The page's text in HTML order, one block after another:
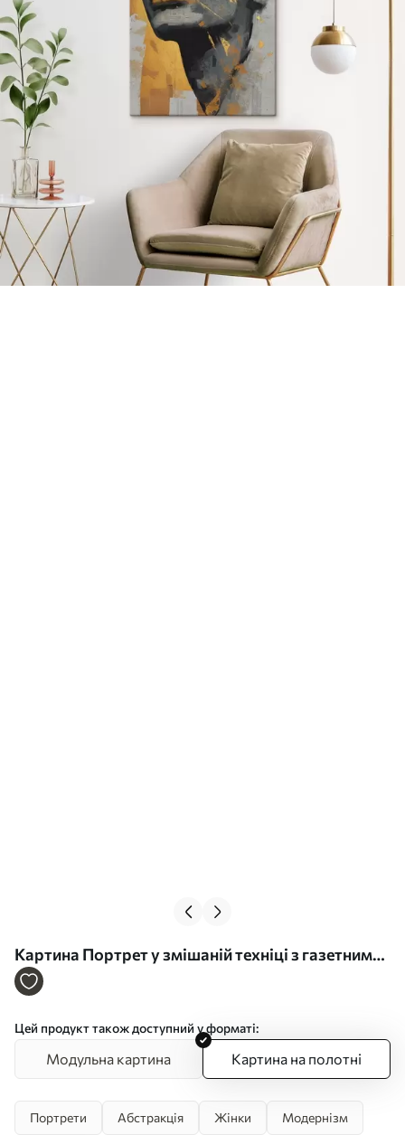
Картина Портрет у змішаній техніці з газетними
фрагментами та декоративними мазками Арт.
Цей продукт також доступний у форматі:
Модульна картина Картина на полотні
Портрети Абстракція Жінки Модернізм